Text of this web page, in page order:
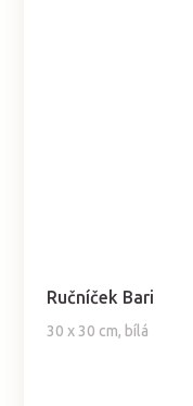
Ručníček Bari
30 x 30 cm, bílá
hodnocení
produktu
je